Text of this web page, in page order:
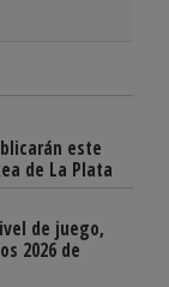
este
de La Plata
de juego,
2026 de